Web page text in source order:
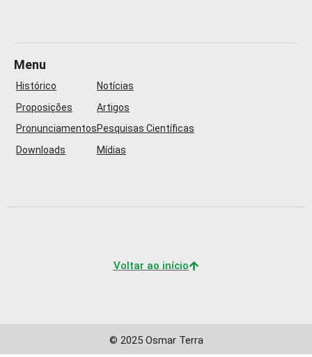
Menu
Histórico
Proposições
Pronunciamentos
Downloads
Notícias
Artigos
Pesquisas Científicas
Mídias
Voltar ao início
© 2025 Osmar Terra